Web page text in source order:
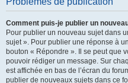
Comment puis-je publier un
Pour publier un nouveau sujet dans
sujet ». Pour publier une réponse à
bouton « Répondre ». Il se peut que
pouvoir rédiger un message. Sur
est affichée en bas de l’écran du
publier de nouveaux sujets dans ce